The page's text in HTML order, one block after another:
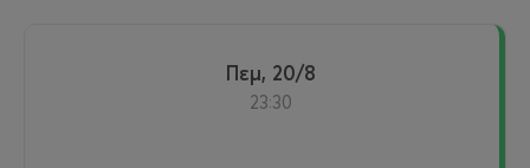
Πεμ, 20/8
23:30